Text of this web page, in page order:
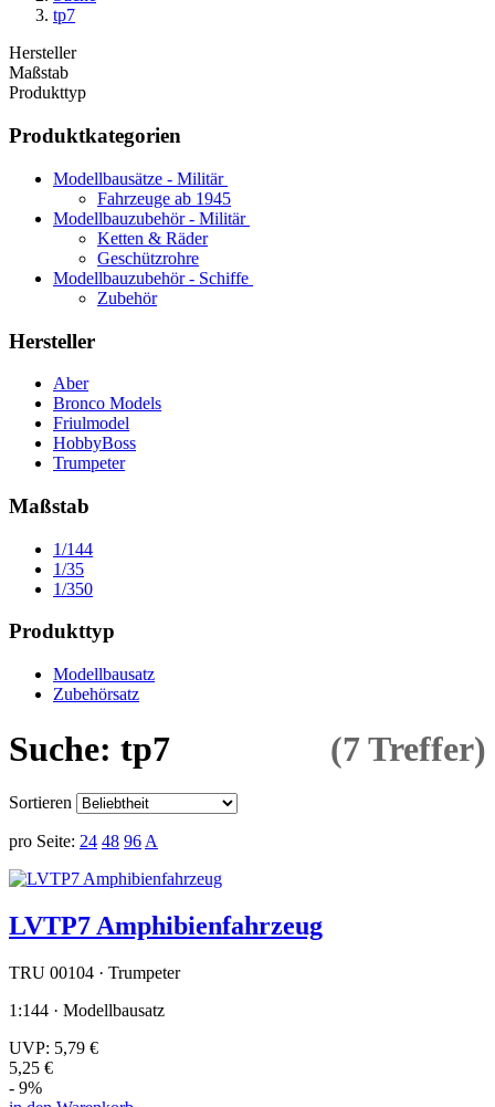
tp7
Hersteller
Maßstab
Produkttyp
Produktkategorien
Modellbausätze - Militär
Fahrzeuge ab 1945
Modellbauzubehör - Militär
Ketten & Räder
Geschützrohre
Modellbauzubehör - Schiffe
Zubehör
Hersteller
Aber
Bronco Models
Friulmodel
HobbyBoss
Trumpeter
Maßstab
1/144
1/35
1/350
Produkttyp
Modellbausatz
Zubehörsatz
Suche: tp7 (7 Treffer)
Sortieren
pro Seite: 24 48 96 A
LVTP7 Amphibienfahrzeug
TRU 00104 · Trumpeter
1:144 · Modellbausatz
UVP: 5,79 €
5,25 €
- 9%